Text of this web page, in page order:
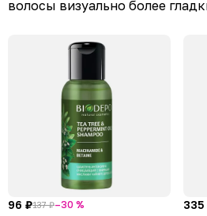
волосы визуально более
96 ₽137 ₽–30 % 335